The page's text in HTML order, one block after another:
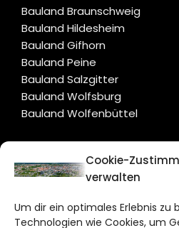
Cookie-
verwalten
Um dir ein optimales Erlebnis zu
Technologien wie Cookies, um
Bauland Braunschweig
Bauland Hildesheim
Bauland Gifhorn
Bauland Peine
Bauland Salzgitter
Bauland Wolfsburg
Bauland Wolfenbüttel
CITYLIFE!
Bruchtorwall 12